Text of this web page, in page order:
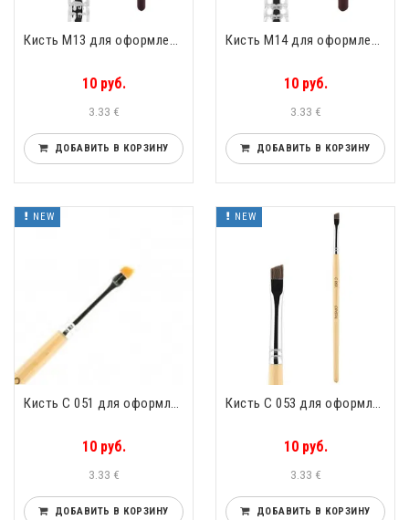
10 руб.
3.33 €
ДОБАВИТЬ В КОРЗИНУ
10 руб.
3.33 €
ДОБАВИТЬ В КОРЗИНУ
NEW
10 руб.
3.33 €
ДОБАВИТЬ В КОРЗИНУ
NEW
10 руб.
3.33 €
ДОБАВИТЬ В КОРЗИНУ